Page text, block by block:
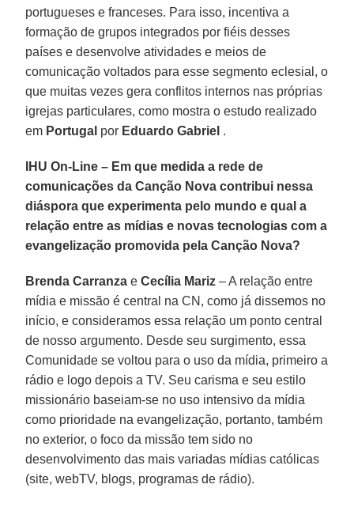
portugueses e franceses. Para isso, incentiva a
formação de grupos integrados por fiéis desses
países e desenvolve atividades e meios de
comunicação voltados para esse segmento eclesial, o
que muitas vezes gera conflitos internos nas próprias
igrejas particulares, como mostra o estudo realizado
em Portugal por Eduardo Gabriel .
IHU On-Line – Em que medida a rede de
comunicações da Canção Nova contribui nessa
diáspora que experimenta pelo mundo e qual a
relação entre as mídias e novas tecnologias com a
evangelização promovida pela Canção Nova?
Brenda Carranza eCecília Mariz – A relação entre
mídia e missão é central na CN, como já dissemos no
início, e consideramos essa relação um ponto central
de nosso argumento. Desde seu surgimento, essa
Comunidade se voltou para o uso da mídia, primeiro a
rádio e logo depois a TV. Seu carisma e seu estilo
missionário baseiam-se no uso intensivo da mídia
como prioridade na evangelização, portanto, também
no exterior, o foco da missão tem sido no
desenvolvimento das mais variadas mídias católicas
(site, webTV, blogs, programas de rádio).